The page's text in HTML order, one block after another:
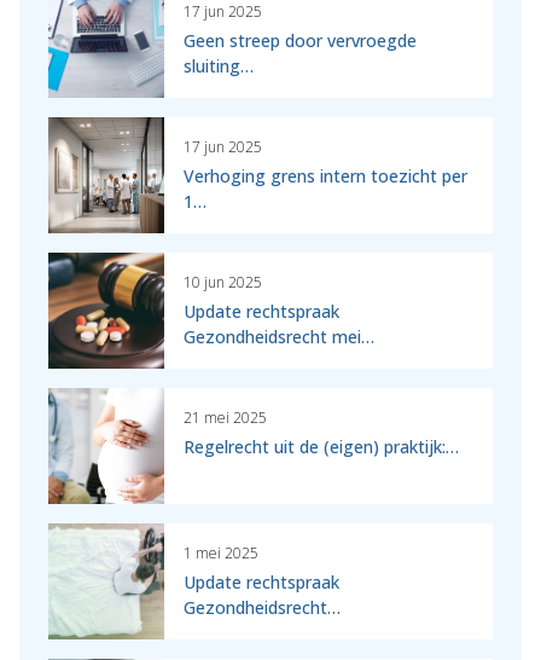
17 jun 2025
Geen streep door vervroegde
sluiting…
17 jun 2025
Verhoging grens intern toezicht per
1…
10 jun 2025
Update rechtspraak
Gezondheidsrecht mei…
21 mei 2025
Regelrecht uit de (eigen) praktijk:…
1 mei 2025
Update rechtspraak
Gezondheidsrecht…